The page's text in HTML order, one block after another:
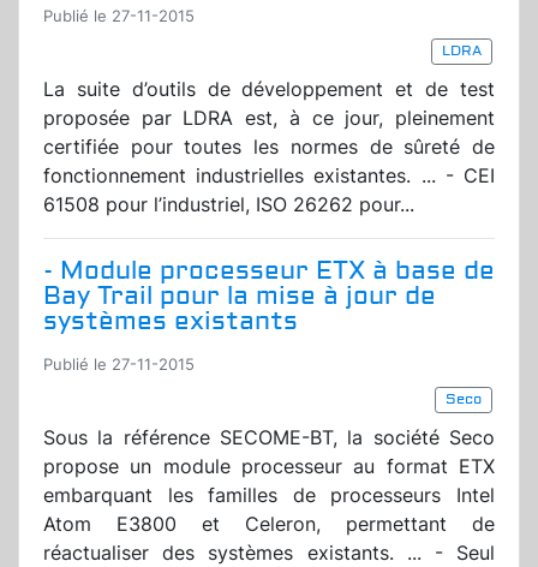
Publié le 27-11-2015
LDRA
La suite d’outils de développement et de test
proposée par LDRA est, à ce jour, pleinement
certifiée pour toutes les normes de sûreté de
fonctionnement industrielles existantes. ... - CEI
61508 pour l’industriel, ISO 26262 pour...
- Module processeur ETX à base de
Bay Trail pour la mise à jour de
systèmes existants
Publié le 27-11-2015
Seco
Sous la référence SECOME-BT, la société Seco
propose un module processeur au format ETX
embarquant les familles de processeurs Intel
Atom E3800 et Celeron, permettant de
réactualiser des systèmes existants. ... - Seul